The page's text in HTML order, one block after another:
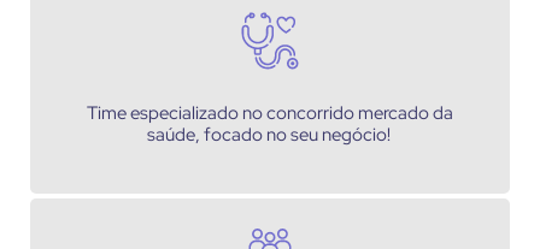
Time especializado no concorrido mercado da
saúde, focado no seu negócio!